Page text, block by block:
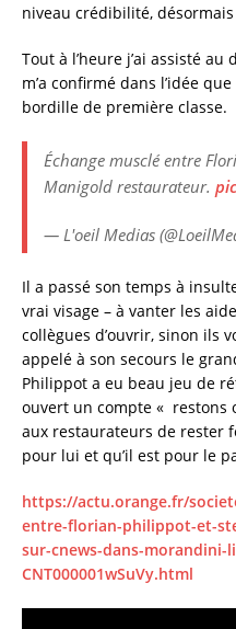
niveau crédibilité,
Tout à l’heure j’ai assisté
m’a confirmé dans l’idée
bordille de première classe.
Échange musclé entre
Manigold restaurateur.
— L'oeil Medias
Il a passé son temps à
vrai visage – à vanter les
collègues d’ouvrir, sinon ils
appelé à son secours le
Philippot a eu beau jeu de
ouvert un compte « restons
aux restaurateurs de rester
pour lui et qu’il est pour le
https://actu.orange.fr/
entre-florian-philippot-et-
sur-cnews-dans-morandini-
CNT000001wSuVy.html